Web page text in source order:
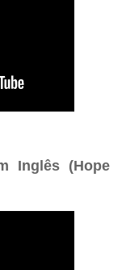
Inglês (Hope